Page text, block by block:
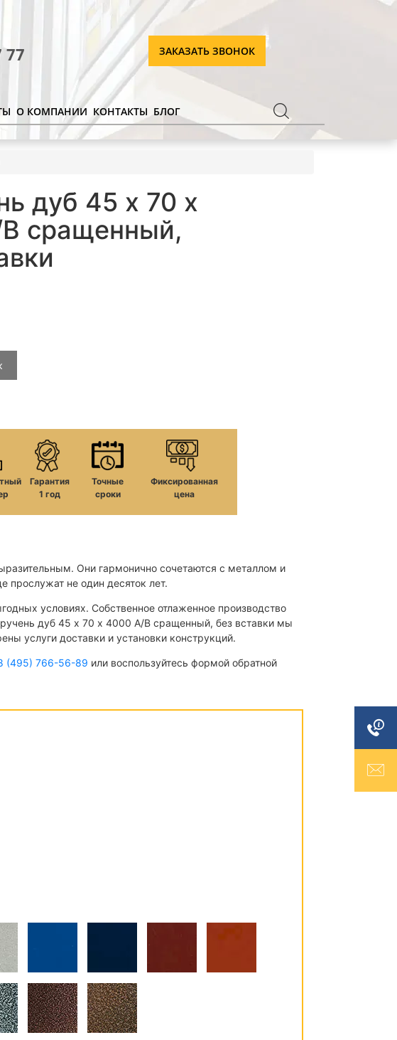
77 ЗАКАЗАТЬ ЗВОНОК
О КОМПАНИИ КОНТАКТЫ БЛОГ
дуб 45 х 70 х
сращенный,
Гарантия
1 год
Точные
сроки
Фиксированная
цена
Они гармонично сочетаются с металлом и
прослужат не один десяток лет.
условиях. Собственное отлаженное производство
дуб 45 х 70 х 4000 А/В сращенный, без вставки мы
услуги доставки и установки конструкций.
(495) 766-56-89 или воспользуйтесь формой обратной